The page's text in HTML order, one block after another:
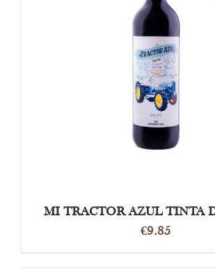
OPTIES SELECTEREN
MI TRACTOR AZUL TINTA
€9.85